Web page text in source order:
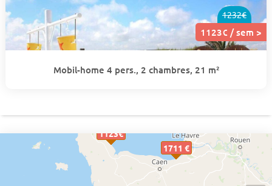
1232€
1123€ / sem >
Mobil-home 4 pers., 2 chambres, 21 m²
1711 €
1123€